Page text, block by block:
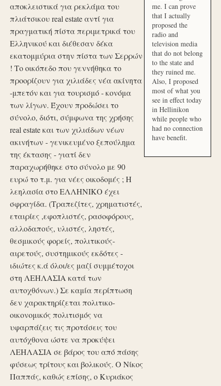
αποκλειστικά για ρεκλάμα του
πλιάτσικου real estate αντί για
πραγματική πίστα περιμετρικά του
Ελληνικού και διέθεσαν δέκα
εκατομμύρια στην πίστα των Σερρών
! Το οικόπεδο που γεννήθηκα το
προορίζουν για χιλιάδες νέα ακίνητα
-μπετόν και για τουρισμό - κονόμα
των λίγων. Έχουν προδώσει το
σύνολο, διότι, σύμφωνα της χρήσης
real estate και των χιλιάδων νέων
ακινήτων - γενικευμένο ξεπούλημα
της έκτασης - γιατί δεν
παραχωρήθηκε στο σύνολο με 90
ευρώ το τ.μ. για νέες οικοδομές ; Η
λεηλασία στο ΕΛΛΗΝΙΚΟ έχει
σφραγίδα. (Τραπεζίτες, χρηματιστές,
εταιρίες ,εφοπλιστές, ρασοφόρους,
αλλοδαπούς, υλιστές, ληστές,
θεσμικούς φορείς, πολιτικούς-
αιρετούς, συστημικούς εκδότες -
ιδιώτες κ.ά όλοι/ες μαζί συμμέτοχοι
στη ΛΕΗΛΑΣΙΑ κατά των
αυτοχθόνων.) Σε καμία περίπτωση
δεν χαρακτηρίζεται πολιτικο-
οικονομικός πολιτισμός να
υφαρπάζεις τις προτάσεις του
αυτόχθονα ώστε να προκύψει
ΛΕΗΛΑΣΙΑ σε βάρος του από πάσης
φύσεως τρίτους και βολικούς. Ο Νίκος
Παππάς, καθώς επίσης, ο Κυριάκος
me. I can prove
that I actually
proposed the
radio and
television media
that do not belong
to the state and
they ruined me.
Also, I proposed
most of what you
see in effect today
in Hellinikon
while people who
had no connection
have benefit.